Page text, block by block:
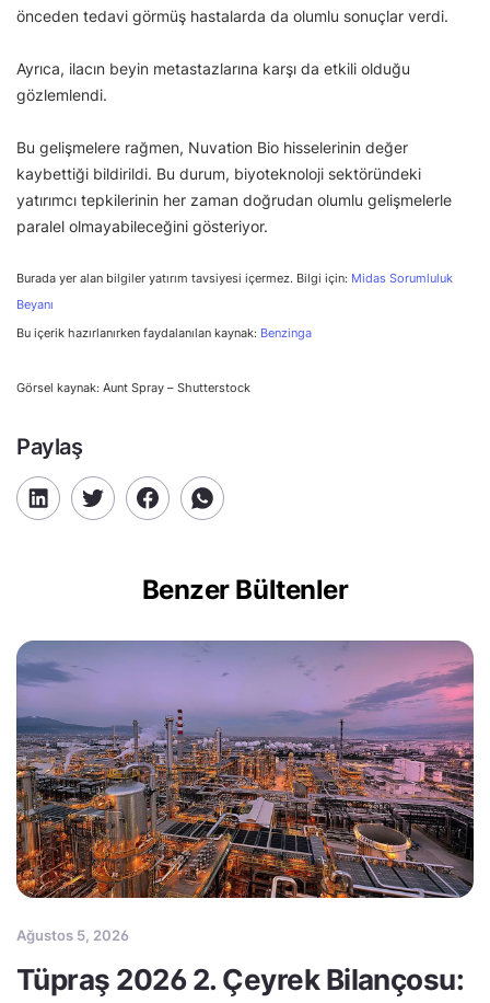
önceden tedavi görmüş hastalarda da olumlu sonuçlar verdi.
Ayrıca, ilacın beyin metastazlarına karşı da etkili olduğu
gözlemlendi.
Bu gelişmelere rağmen, Nuvation Bio hisselerinin değer
kaybettiği bildirildi. Bu durum, biyoteknoloji sektöründeki
yatırımcı tepkilerinin her zaman doğrudan olumlu gelişmelerle
paralel olmayabileceğini gösteriyor.
Burada yer alan bilgiler yatırım tavsiyesi içermez. Bilgi için: Midas Sorumluluk
Beyanı
Bu içerik hazırlanırken faydalanılan kaynak: Benzinga
Görsel kaynak: Aunt Spray – Shutterstock
Paylaş
Benzer Bültenler
Ağustos 5, 2026
Tüpraş 2026 2. Çeyrek Bilançosu: